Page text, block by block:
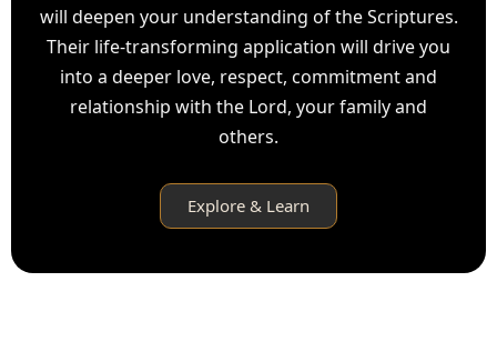
will deepen your understanding of the Scriptures.
Their life-transforming application will drive you
into a deeper love, respect, commitment and
relationship with the Lord, your family and
others.
Explore & Learn